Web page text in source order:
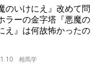
のいけにえ』改めて問
ラーの金字塔『悪魔の
え』は何故怖かったの
相馬学